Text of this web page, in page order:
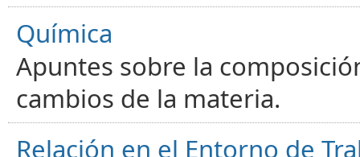
Química
Apuntes sobre la
cambios de la materia.
Relación en el Entorno de